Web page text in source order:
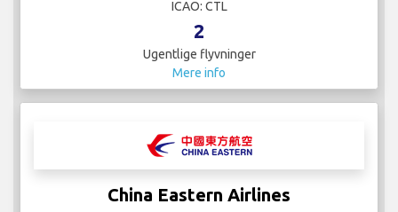
ICAO: CTL
2
Ugentlige flyvninger
Mere info
China Eastern Airlines